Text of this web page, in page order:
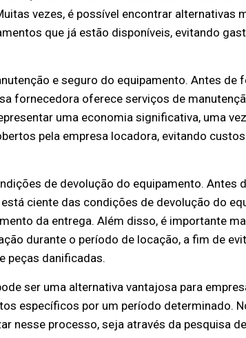
vezes, é possível encontrar alternativas
que já estão disponíveis, evitando
e seguro do equipamento. Antes de
fornecedora oferece serviços de
uma economia significativa, uma
pela empresa locadora, evitando
de devolução do equipamento. Antes
ciente das condições de devolução do
da entrega. Além disso, é importante
durante o período de locação, a fim de
peças danificadas.
ser uma alternativa vantajosa para
específicos por um período determinado.
nesse processo, seja através da pesquisa